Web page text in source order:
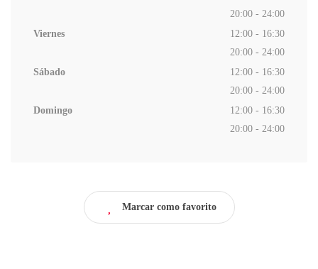
20:00 - 24:00
Viernes
12:00 - 16:30
20:00 - 24:00
Sábado
12:00 - 16:30
20:00 - 24:00
Domingo
12:00 - 16:30
20:00 - 24:00
Marcar como favorito